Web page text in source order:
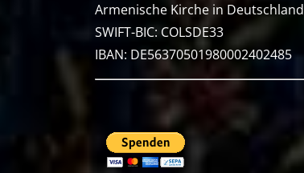
Armenische Kirche in Deutschland
SWIFT-BIC: COLSDE33
IBAN: DE56370501980002402485